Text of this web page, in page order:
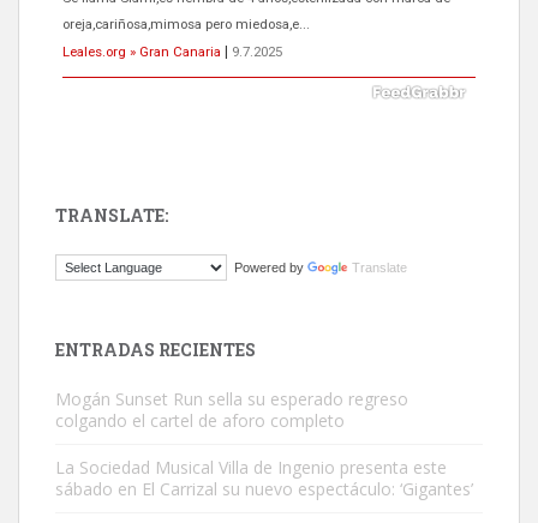
oreja,cariñosa,mimosa pero miedosa,e...
Leales.org » Gran Canaria
9.7.2025
El ayuntamiento se va a llevar a Los Gatos callejeros de la zona los
TRANSLATE:
Powered by Translate
ENTRADAS RECIENTES
Mogán Sunset Run sella su esperado regreso
colgando el cartel de aforo completo
La Sociedad Musical Villa de Ingenio presenta este
sábado en El Carrizal su nuevo espectáculo: ‘Gigantes’